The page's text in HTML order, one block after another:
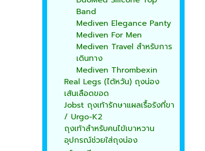
Band
Mediven Elegance Panty
Mediven For Men
Mediven Travel สำหรับการ
เดินทาง
Mediven Thrombexin
Real Legs (ไต้หวัน) ถุงน่อง
เส้นเลือดขอด
Jobst ถุงเท้ารักษาแผลเรื้อรังที่ขา
/ Urgo-K2
ถุงเท้าสำหรับคนไข้เบาหวาน
อุปกรณ์ช่วยใส่ถุงน่อง